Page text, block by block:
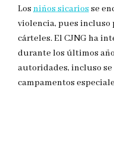
Los niños sicarios se
violencia, pues incluso
cárteles. El CJNG ha
durante los últimos
autoridades, incluso
campamentos